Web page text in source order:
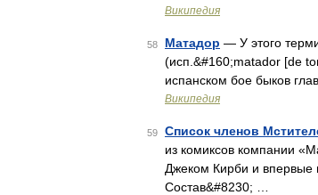
Википедия
58 Матадор — У этого
(исп.&#160;matador [de
испанском бое быков
Википедия
59 Список членов
из комиксов компании
Джеком Кирби и впервые
Состав&#8230; …